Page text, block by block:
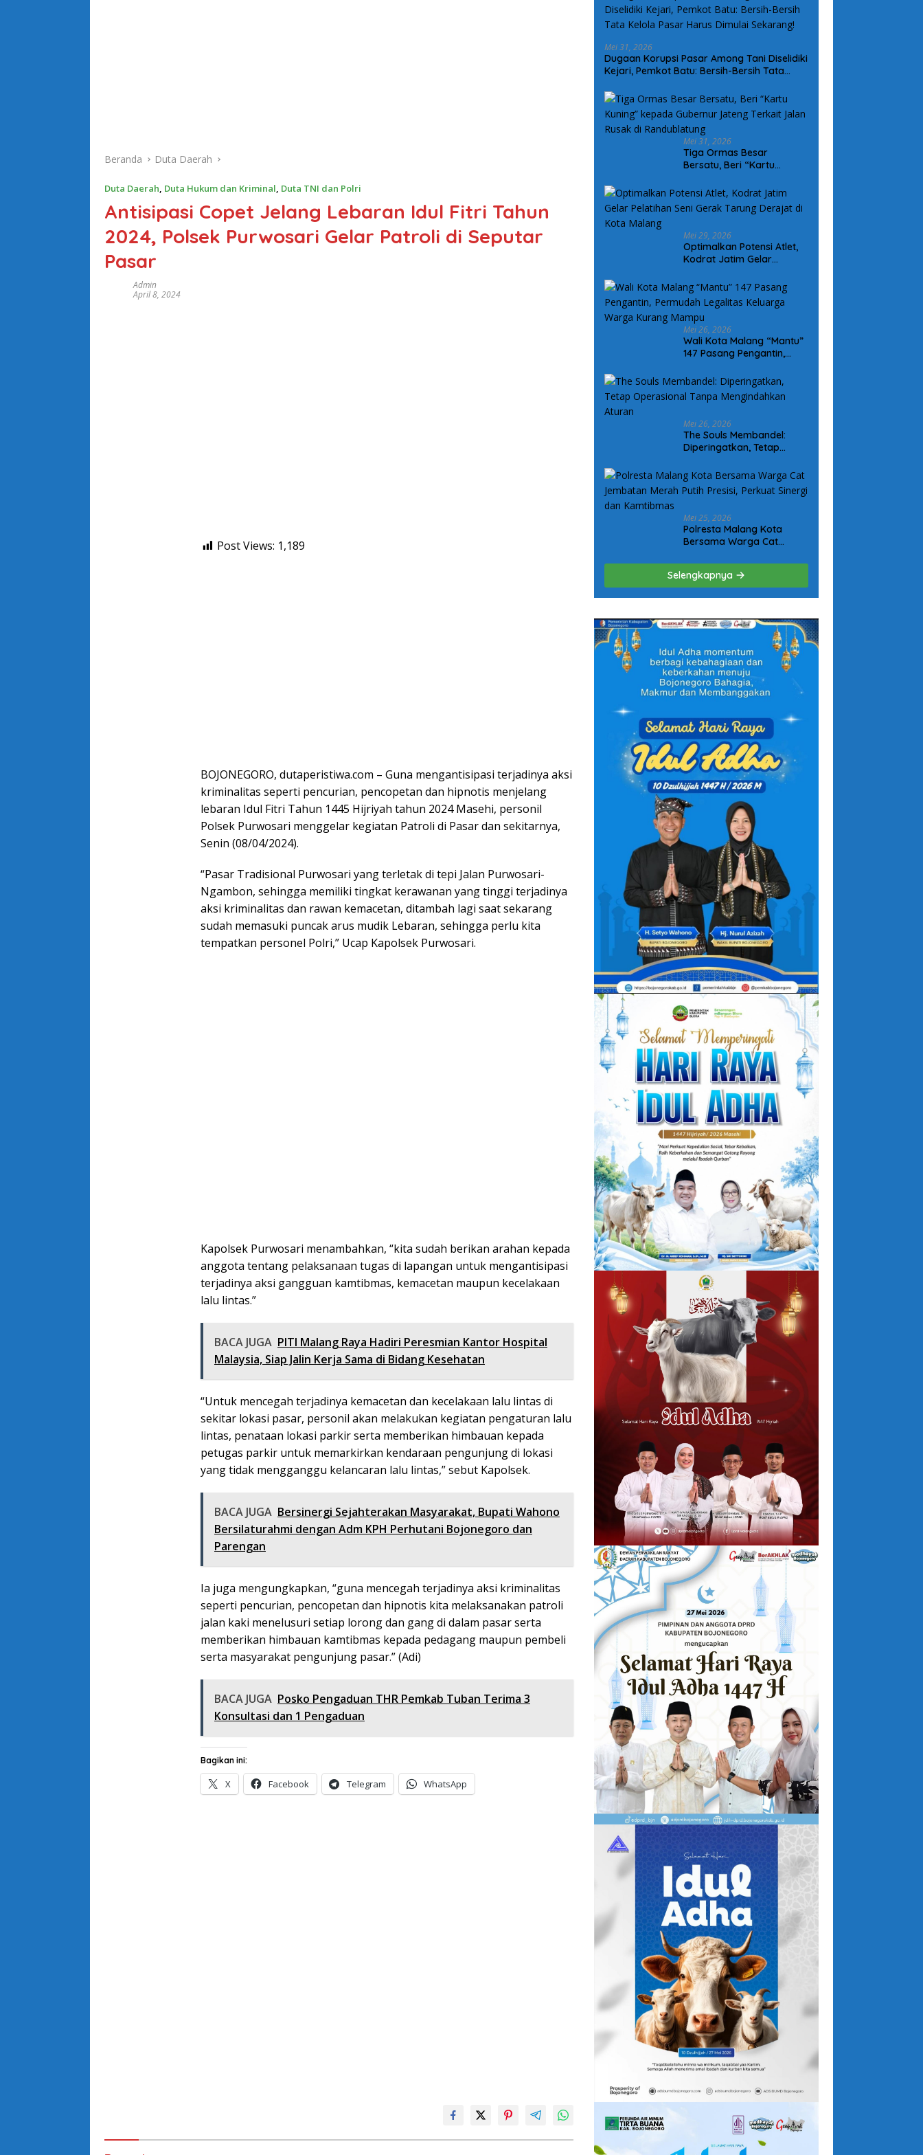
Beranda Duta Daerah
Duta Daerah, Duta Hukum dan Kriminal, Duta TNI dan Polri
Antisipasi Copet Jelang Lebaran Idul Fitri Tahun
2024, Polsek Purwosari Gelar Patroli di Seputar
Pasar
Admin
April 8, 2024
Post Views: 1,189
BOJONEGORO, dutaperistiwa.com – Guna mengantisipasi terjadinya aksi
kriminalitas seperti pencurian, pencopetan dan hipnotis menjelang
lebaran Idul Fitri Tahun 1445 Hijriyah tahun 2024 Masehi, personil
Polsek Purwosari menggelar kegiatan Patroli di Pasar dan sekitarnya,
Senin (08/04/2024).
“Pasar Tradisional Purwosari yang terletak di tepi Jalan Purwosari-
Ngambon, sehingga memiliki tingkat kerawanan yang tinggi terjadinya
aksi kriminalitas dan rawan kemacetan, ditambah lagi saat sekarang
sudah memasuki puncak arus mudik Lebaran, sehingga perlu kita
tempatkan personel Polri,” Ucap Kapolsek Purwosari.
Kapolsek Purwosari menambahkan, “kita sudah berikan arahan kepada
anggota tentang pelaksanaan tugas di lapangan untuk mengantisipasi
terjadinya aksi gangguan kamtibmas, kemacetan maupun kecelakaan
lalu lintas.”
BACA JUGA PITI Malang Raya Hadiri Peresmian Kantor Hospital
Malaysia, Siap Jalin Kerja Sama di Bidang Kesehatan
“Untuk mencegah terjadinya kemacetan dan kecelakaan lalu lintas di
sekitar lokasi pasar, personil akan melakukan kegiatan pengaturan lalu
lintas, penataan lokasi parkir serta memberikan himbauan kepada
petugas parkir untuk memarkirkan kendaraan pengunjung di lokasi
yang tidak mengganggu kelancaran lalu lintas,” sebut Kapolsek.
BACA JUGA Bersinergi Sejahterakan Masyarakat, Bupati Wahono
Bersilaturahmi dengan Adm KPH Perhutani Bojonegoro dan
Parengan
Ia juga mengungkapkan, “guna mencegah terjadinya aksi kriminalitas
seperti pencurian, pencopetan dan hipnotis kita melaksanakan patroli
jalan kaki menelusuri setiap lorong dan gang di dalam pasar serta
memberikan himbauan kamtibmas kepada pedagang maupun pembeli
serta masyarakat pengunjung pasar.” (Adi)
BACA JUGA Posko Pengaduan THR Pemkab Tuban Terima 3
Konsultasi dan 1 Pengaduan
Bagikan ini:
X Facebook Telegram WhatsApp
Mei 31, 2026
Dugaan Korupsi Pasar Among Tani Diselidiki
Kejari, Pemkot Batu: Bersih-Bersih Tata
Mei 31, 2026
Tiga Ormas Besar
Bersatu, Beri “Kartu
Jateng Terkait Jalan
Rusak di Randublatung
Mei 29, 2026
Optimalkan Potensi Atlet,
Kodrat Jatim Gelar
Tarung Derajat di Kota
Malang
Mei 26, 2026
Wali Kota Malang “Mantu”
147 Pasang Pengantin,
Keluarga Warga Kurang
Mampu
Mei 26, 2026
The Souls Membandel:
Diperingatkan, Tetap
Mengindahkan Aturan
Mei 25, 2026
Polresta Malang Kota
Bersama Warga Cat
Presisi, Perkuat Sinergi dan
Kamtibmas
Selengkapnya